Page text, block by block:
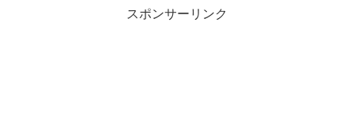
スポンサーリンク